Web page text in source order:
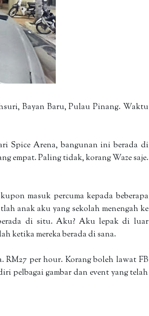
Bayan Baru, Pulau Pinang. Waktu
Spice Arena, bangunan ini berada di
empat. Paling tidak, korang Waze saje.
masuk percuma kepada beberapa
anak aku yang sekolah menengah ke
di situ. Aku? Aku lepak di luar
ketika mereka berada di sana.
RM27 per hour. Korang boleh lawat FB
pelbagai gambar dan event yang telah